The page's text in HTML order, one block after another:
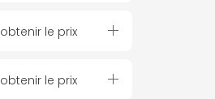
obtenir le prix
obtenir le prix